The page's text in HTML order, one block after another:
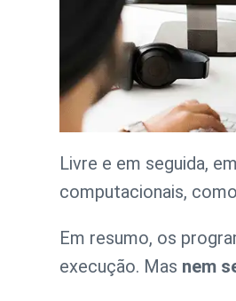
Livre e em seguida,
computacionais,
Em resumo, os
execução. Mas nem